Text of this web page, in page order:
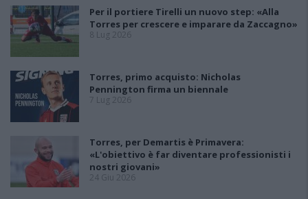
Per il portiere Tirelli un nuovo step: «Alla
Torres per crescere e imparare da Zaccagno»
8 Lug 2026
Torres, primo acquisto: Nicholas
Pennington firma un biennale
7 Lug 2026
Torres, per Demartis è Primavera:
«L'obiettivo è far diventare professionisti i
nostri giovani»
24 Giu 2026